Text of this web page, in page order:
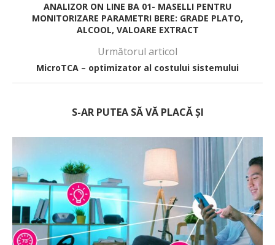
ANALIZOR ON LINE BA 01- MASELLI PENTRU
MONITORIZARE PARAMETRI BERE: GRADE PLATO,
ALCOOL, VALOARE EXTRACT
Următorul articol
MicroTCA – optimizator al costului sistemului
S-AR PUTEA SĂ VĂ PLACĂ ȘI